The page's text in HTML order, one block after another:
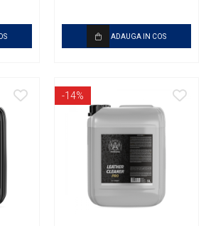
ADAUGA IN COS
-14%